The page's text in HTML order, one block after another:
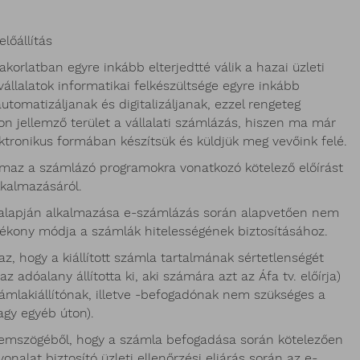
egyre inkább elterjedtté válik a hazai üzleti
informatikai felkészültsége egyre inkább
és digitalizáljanak, ezzel rengeteg
jellemző terület a vállalati számlázás, hiszen ma már
formában készítsük és küldjük meg vevőink felé.
a számlázó programokra vonatkozó kötelező előírást
alkalmazása e-számlázás során alapvetően nem
módja a számlák hitelességének biztosításához.
hogy a kiállított számla tartalmának sértetlenségét
adóalany állította ki, aki számára azt az Áfa tv. előírja)
illetve -befogadónak nem szükséges a
egyéb úton).
hogy a számla befogadása során kötelezően